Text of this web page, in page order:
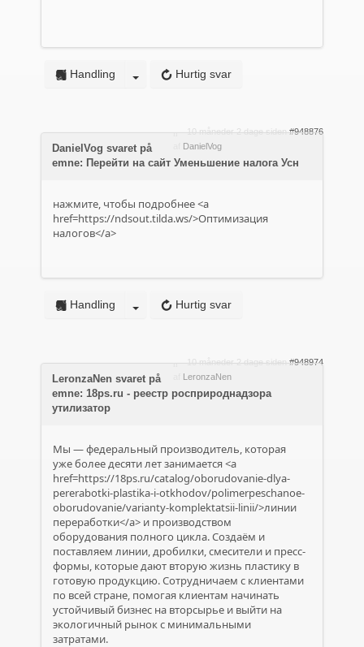
Hurtig svar
Handling
10 måneder 2 dage siden #948876
DanielVog
DanielVog svaret på
emne: Перейти на сайт Уменьшение налога Усн
нажмите, чтобы подробнее <a
href=https://ndsout.tilda.ws/>Оптимизация
налогов</a>
Hurtig svar
Handling
10 måneder 2 dage siden #948974
LeronzaNen
LeronzaNen svaret på
emne: 18ps.ru - реестр росприроднадзора
утилизатор
Мы — федеральный производитель, которая
уже более десяти лет занимается <a
href=https://18ps.ru/catalog/oborudovanie-dlya-
pererabotki-plastika-i-otkhodov/polimerpeschanoe-
oborudovanie/varianty-komplektatsii-linii/>линии
переработки</a> и производством
оборудования полного цикла. Создаём и
поставляем линии, дробилки, смесители и пресс-
формы, которые дают вторую жизнь пластику в
готовую продукцию. Сотрудничаем с клиентами
по всей стране, помогая клиентам начинать
устойчивый бизнес на вторсырье и выйти на
экологичный рынок с минимальными
затратами.